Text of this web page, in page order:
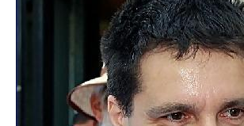
ROZHOVORY
NEJČTENĚJŠÍ ZA 7 DNÍ